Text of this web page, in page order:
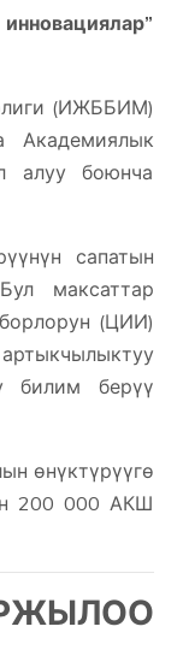
(ИЖББИМ)
Академиялык
алуу боюнча
сапатын
максаттар
(ЦИИ)
билим берүү
өнүктүрүүгө
200 000 АКШ